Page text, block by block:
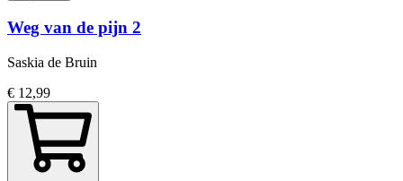
Weg van de pijn 2
Saskia de Bruin
€ 12,99